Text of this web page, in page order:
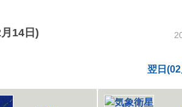
14日)
翌日